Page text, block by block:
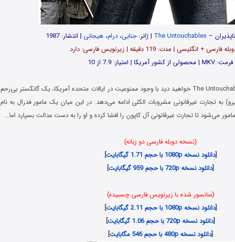
–
The Untouchables | ژانر:جنایی،درام، هیجانی | انتشار: 1987
+ انگلیسی | مدت: 119 دقیقه | زیرنویس فارسی: دارد
فرمت: MKV | محصولی از کشور آمریکا | امتیاز: 7.9 از 10
در فیلم تسخیرناپذیران The Untouchables 1987 خواهید دید با وجود ممنوعیت در ایالات متحده آمریکا، یک گانگستر بی‌رحم
به تجارت غیرقانونی مشروبات الکلی ادامه می‌دهد. در این میان یک مامور فدرال به نام
می‌شود تا تجارت غیرقانونی آل کاپون را افشا کرده و او را به دست عدالت بسپارد اما…
(نسخه دوبله فارسی دو زبانه)
[دانلود نسخه 1080p با حجم 1.71 گیگابایت
]
[دانلود نسخه 720p با حجم 959 گیگابایت ]
(سانسور شده با زیرنویس فارسی چسبیده)
[دانلود نسخه 1080p با حجم 2.11 گیگابایت
]
[دانلود نسخه 720p با حجم 1.06 گیگابایت
]
[دانلود نسخه 480p با حجم 546 مگابایت ]